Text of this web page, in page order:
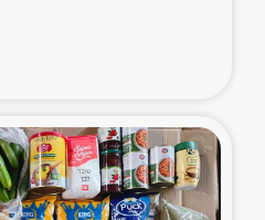
部洪水被災者支援
なぐサリー・リサイクル・プロ